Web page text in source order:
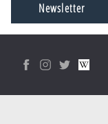
Newsletter